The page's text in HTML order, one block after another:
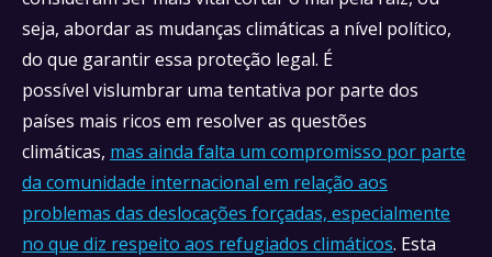
seja, abordar as mudanças climáticas a nível político,
do que garantir essa proteção legal. É
possível vislumbrar uma tentativa por parte dos
países mais ricos em resolver as questões
climáticas, mas ainda falta um compromisso por parte
da comunidade internacional em relação aos
problemas das deslocações forçadas, especialmente
no que diz respeito aos refugiados climáticos. Esta